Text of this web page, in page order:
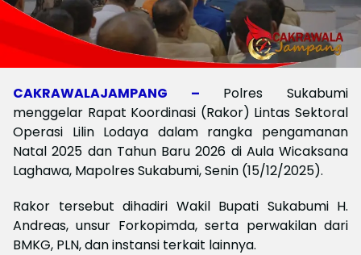
CAKRAWALAJAMPANG – Polres Sukabumi
menggelar Rapat Koordinasi (Rakor) Lintas Sektoral
Operasi Lilin Lodaya dalam rangka pengamanan
Natal 2025 dan Tahun Baru 2026 di Aula Wicaksana
Laghawa, Mapolres Sukabumi, Senin (15/12/2025).
Rakor tersebut dihadiri Wakil Bupati Sukabumi H.
Andreas, unsur Forkopimda, serta perwakilan dari
BMKG, PLN, dan instansi terkait lainnya.